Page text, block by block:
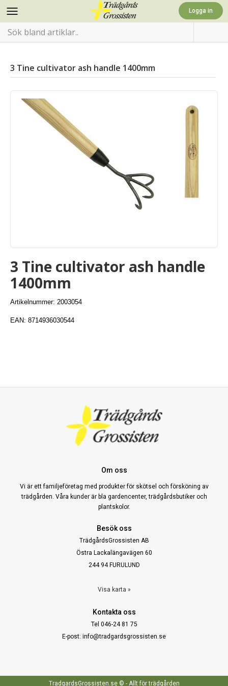
3 Tine cultivator ash handle 1400mm
3 Tine cultivator ash handle
1400mm
Artikelnummer: 2003054
EAN: 8714936030544
Om oss
Vi är ett familjeföretag med produkter för skötsel och försköning av
trädgården. Våra kunder är bla gardencenter, trädgårdsbutiker och
plantskolor.
Besök oss
TrädgårdsGrossisten AB
Östra Lackalängavägen 60
244 94 FURULUND
Visa karta »
Kontakta oss
Tel 046-24 81 75
E-post: info@tradgardsgrossisten.se
TradgardsGrossisten.se © - Allt för trädgården